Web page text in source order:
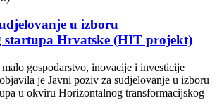
u izboru
Hrvatske (HIT projekt)
gospodarstvo, inovacije i investicije
je Javni poziv za sudjelovanje u izboru
u okviru Horizontalnog transformacijskog